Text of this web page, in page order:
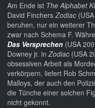
Am Ende ist The Alphabet
David FinchersZodiac
beruhen, nur ein weiterer
zwar nach Schema F.
Das Versprechen (USA
Downey jr. inZodiac (USA
obsessiven Arbeit als
verkörpern, liefert Rob
Malloys, der auch den
die Tünche einer solchen
nicht gekonnt.